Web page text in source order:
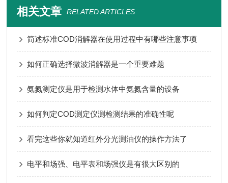
相关文章 RELATED ARTICLES
简述标准COD消解器在使用过程中有哪些注意事项
如何正确选择微波消解器是一个重要难题
氨氮测定仪是用于检测水体中氨氮含量的设备
如何判定COD测定仪测检测结果的准确性呢
看完这些你就知道红外分光测油仪的操作方法了
电平和场强、电平表和场强仪是有很大区别的